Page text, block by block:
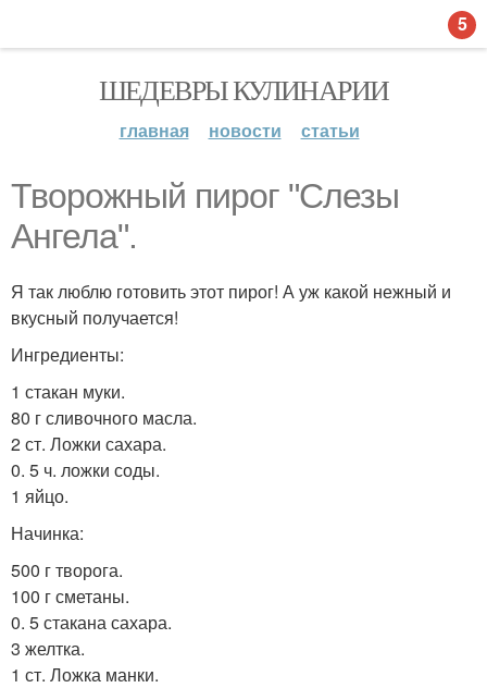
ШЕДЕВРЫ КУЛИНАРИИ
главная новости статьи
Творожный пирог "Слезы
Ангела".
Я так люблю готовить этот пирог! А уж какой нежный и
вкусный получается!
Ингредиенты:
1 стакан муки.
80 г сливочного масла.
2 ст. Ложки сахара.
0. 5 ч. ложки соды.
1 яйцо.
Начинка:
500 г творога.
100 г сметаны.
0. 5 стакана сахара.
3 желтка.
1 ст. Ложка манки.
5